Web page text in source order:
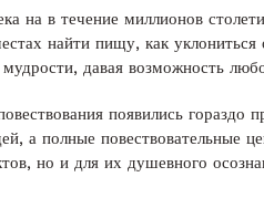
на в течение миллионов
найти пищу, как
давая возможность
появились
а полные
но и для их душевного